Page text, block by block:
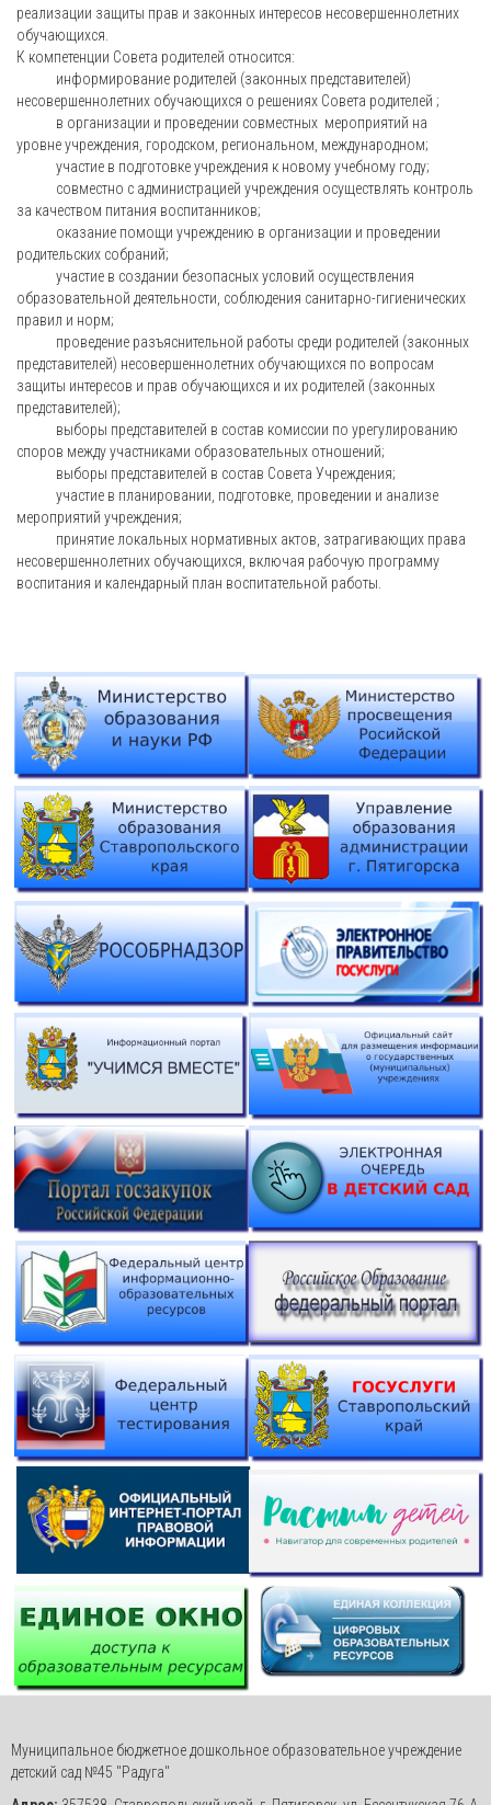
реализации защиты прав и законных интересов несовершеннолетних
обучающихся.
К компетенции Совета родителей относится:
информирование родителей (законных представителей)
несовершеннолетних обучающихся о решениях Совета родителей ;
в организации и проведении совместных мероприятий на
уровне учреждения, городском, региональном, международном;
участие в подготовке учреждения к новому учебному году;
совместно с администрацией учреждения осуществлять контроль
за качеством питания воспитанников;
оказание помощи учреждению в организации и проведении
родительских собраний;
участие в создании безопасных условий осуществления
образовательной деятельности, соблюдения санитарно-гигиенических
правил и норм;
проведение разъяснительной работы среди родителей (законных
представителей) несовершеннолетних обучающихся по вопросам
защиты интересов и прав обучающихся и их родителей (законных
представителей);
выборы представителей в состав комиссии по урегулированию
споров между участниками образовательных отношений;
выборы представителей в состав Совета Учреждения;
участие в планировании, подготовке, проведении и анализе
мероприятий учреждения;
принятие локальных нормативных актов, затрагивающих права
несовершеннолетних обучающихся, включая рабочую программу
воспитания и календарный план воспитательной работы.
Муниципальное бюджетное дошкольное образовательное учреждение
детский сад №45 "Радуга"